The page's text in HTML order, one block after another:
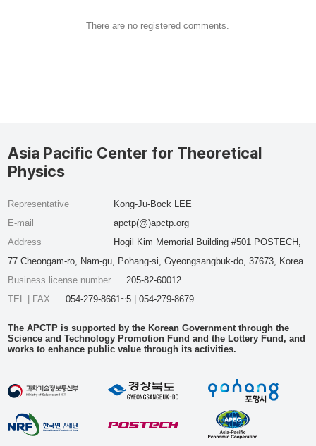
There are no registered comments.
Asia Pacific Center for Theoretical
Physics
Representative
Kong-Ju-Bock LEE
E-mail
apctp(@)apctp.org
Address
Hogil Kim Memorial Building #501 POSTECH,
77 Cheongam-ro, Nam-gu, Pohang-si, Gyeongsangbuk-do, 37673, Korea
Business license number
205-82-60012
TEL | FAX
054-279-8661~5 | 054-279-8679
The APCTP is supported by the Korean Government through the
Science and Technology Promotion Fund and the Lottery Fund, and
works to enhance public value through its activities.